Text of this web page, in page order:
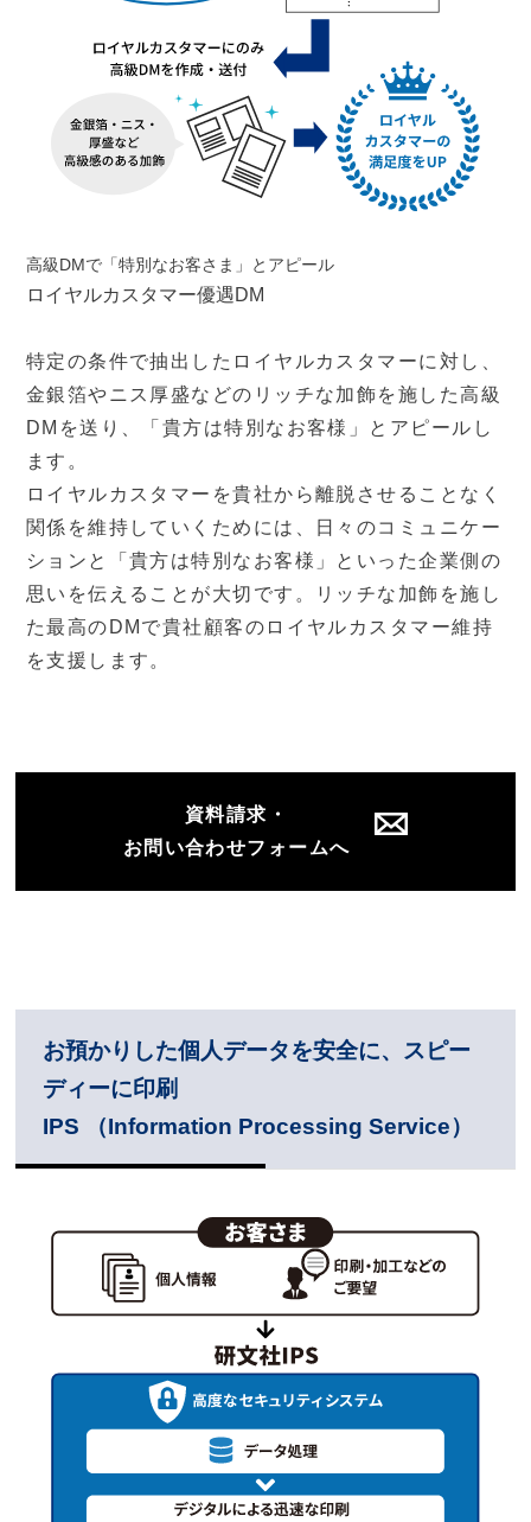
高級DMで「特別なお客さま」とアピール
ロイヤルカスタマー優遇DM
特定の条件で抽出したロイヤルカスタマーに対し、
金銀箔やニス厚盛などのリッチな加飾を施した高級
DMを送り、「貴方は特別なお客様」とアピールし
ます。
ロイヤルカスタマーを貴社から離脱させることなく
関係を維持していくためには、日々のコミュニケー
ションと「貴方は特別なお客様」といった企業側の
思いを伝えることが大切です。リッチな加飾を施し
た最高のDMで貴社顧客のロイヤルカスタマー維持
を支援します。
資料請求・
お問い合わせフォームへ
お預かりした個人データを安全に、スピー
ディーに印刷
IPS （Information Processing Service）